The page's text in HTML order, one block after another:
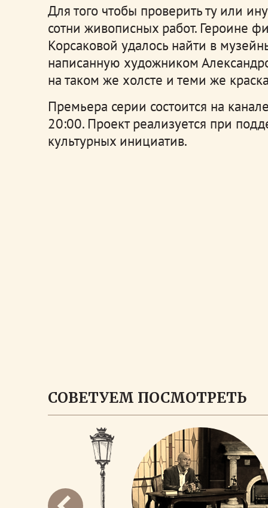
Для того чтобы проверить ту или
сотни живописных работ. Героине
Корсаковой удалось найти в
написанную художником
на таком же холсте и теми же
Премьера серии состоится на
20:00. Проект реализуется при
культурных инициатив.
СОВЕТУЕМ ПОСМОТРЕТЬ